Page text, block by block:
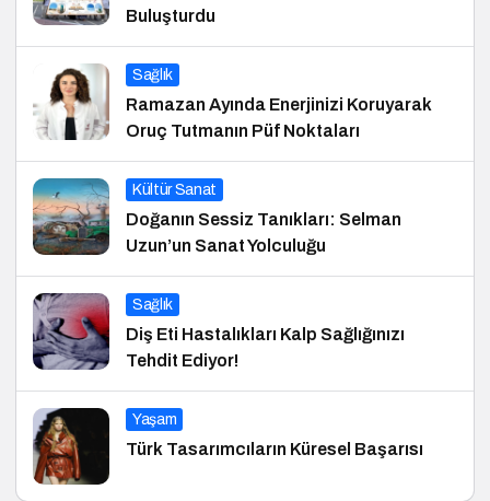
Buluşturdu
Sağlık
Ramazan Ayında Enerjinizi Koruyarak
Oruç Tutmanın Püf Noktaları
Kültür Sanat
Doğanın Sessiz Tanıkları: Selman
Uzun’un Sanat Yolculuğu
Sağlık
Diş Eti Hastalıkları Kalp Sağlığınızı
Tehdit Ediyor!
Yaşam
Türk Tasarımcıların Küresel Başarısı